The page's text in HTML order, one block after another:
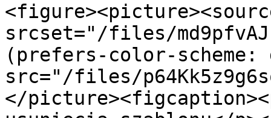
srcset="/files/
(prefers-color-scheme:
src="/files/
</